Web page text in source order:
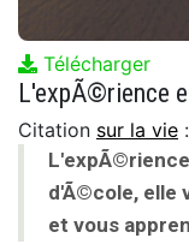
Télécharger
Citation sur la vie :
d'Ã©cole, elle
et vous